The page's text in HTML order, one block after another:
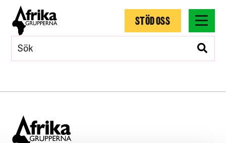
STÖD OSS